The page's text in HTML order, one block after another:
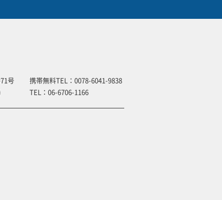
号
携帯無料TEL： 0078-6041-9838
TEL： 06-6706-1166